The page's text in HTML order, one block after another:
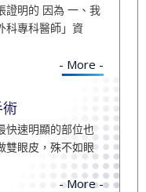
證明的 因為 一、我
科專科醫師」資
- More -
快速明顯的部位也
雙眼皮，殊不如眼
- More -